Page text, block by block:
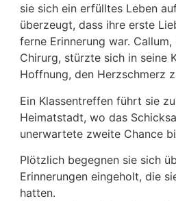
sie sich ein erfülltes Leben
überzeugt, dass ihre erste
ferne Erinnerung war.
Chirurg, stürzte sich in seine
Hoffnung, den Herzschmerz
Ein Klassentreffen führt sie
Heimatstadt, wo das
unerwartete zweite Chance
Plötzlich begegnen sie sich
Erinnerungen eingeholt, die
hatten.